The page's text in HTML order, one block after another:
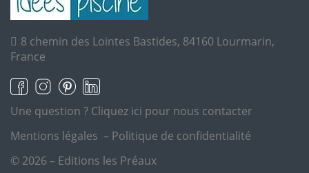
8 chemin des Lointes Bastides, 84160 Lourmarin,
France
Une question ? Cliquez ici pour nous contacter
Mentions légales – Politique de confidentialité
© 2026 – Editions les Préaux